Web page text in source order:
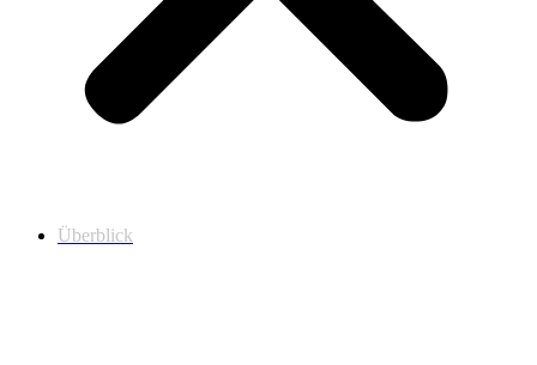
Überblick